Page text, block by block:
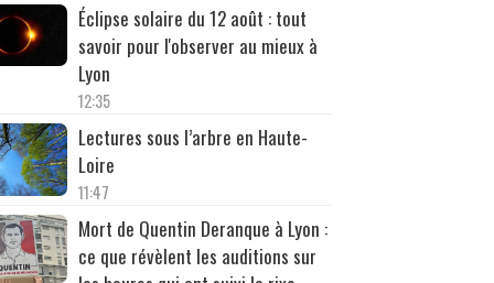
Éclipse solaire du 12 août : tout
savoir pour l'observer au mieux à
Lyon
12:35
Lectures sous l’arbre en Haute-
Loire
11:47
Mort de Quentin Deranque à Lyon :
ce que révèlent les auditions sur